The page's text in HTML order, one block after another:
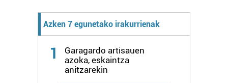
fitxategiak erabiltzen ditu. Zure esperientzia eta
zerbitzuak hobetzeko asmoz, cookie teknologiaz
erabiltzeko baimen esplizitua ematen diguzu.
Azken 7 egunetako irakurrienak
1
Garagardo artisauen
azoka, eskaintza
anitzarekin